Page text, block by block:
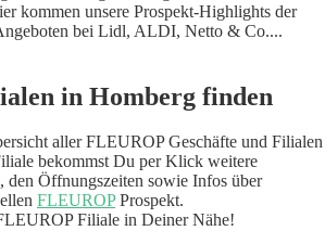
kommen unsere Prospekt-Highlights der
bei Lidl, ALDI, Netto & Co....
in Homberg finden
aller FLEUROP Geschäfte und Filialen
bekommst Du per Klick weitere
den Öffnungszeiten sowie Infos über
FLEUROPProspekt.
Filiale in Deiner Nähe!